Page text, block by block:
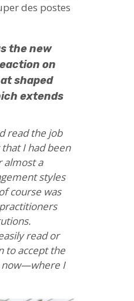
des postes
the new
on
shaped
extends
read the job
I had been
almost a
styles
course was
read or
to accept the
now—where I